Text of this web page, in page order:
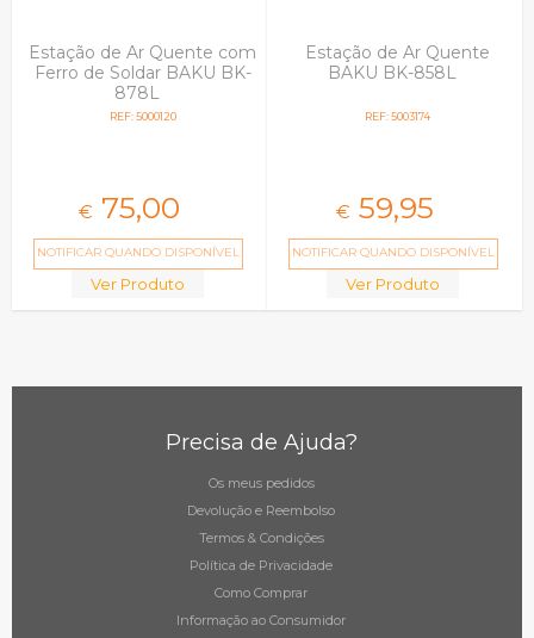
Estação de Ar Quente com
Ferro de Soldar BAKU BK-
878L
REF: 5000120
€ 75,00
NOTIFICAR QUANDO DISPONÍVEL
Ver Produto
Estação de Ar Quente
BAKU BK-858L
REF: 5003174
€ 59,95
NOTIFICAR QUANDO DISPONÍVEL
Ver Produto
Precisa de Ajuda?
Os meus pedidos
Devolução e Reembolso
Termos & Condições
Política de Privacidade
Como Comprar
Informação ao Consumidor